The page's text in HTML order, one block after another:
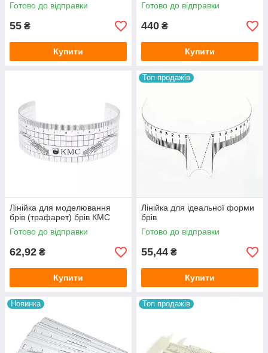
Готово до відправки
55 ₴
Купити
Готово до відправки
440 ₴
Купити
Лінійка для моделювання
брів (трафарет) брів КМС
Готово до відправки
62,92 ₴
Купити
Топ продажів
Лінійка для ідеальної форми
брів
Готово до відправки
55,44 ₴
Купити
Новинка Топ продажів